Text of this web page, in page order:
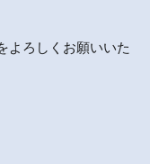
よろしくお願いいた